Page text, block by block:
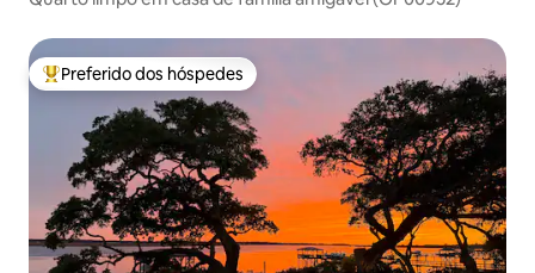
Entre os melhores preferidos dos hóspedes
Preferido dos hóspedes